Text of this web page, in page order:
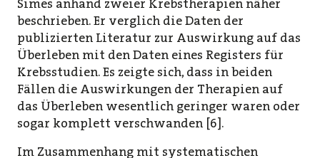
Simes anhand zweier Krebstherapien näher
beschrieben. Er verglich die Daten der
publizierten Literatur zur Auswirkung auf das
Überleben mit den Daten eines Registers für
Krebsstudien. Es zeigte sich, dass in beiden
Fällen die Auswirkungen der Therapien auf
das Überleben wesentlich geringer waren oder
sogar komplett verschwanden [6].
Im Zusammenhang mit systematischen